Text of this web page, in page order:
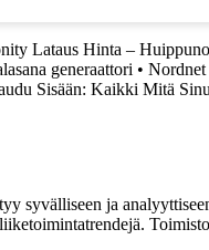
Lataus Hinta –
generaattori • Nordnet
Sisään: Kaikki Mitä
syvälliseen ja